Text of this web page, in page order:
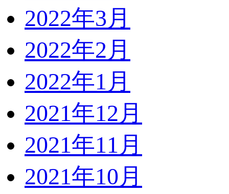
2022年3月
2022年2月
2022年1月
2021年12月
2021年11月
2021年10月